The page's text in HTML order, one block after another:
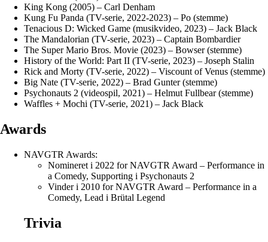
King Kong (2005) – Carl Denham
Kung Fu Panda (TV-serie, 2022-2023) – Po (stemme)
Tenacious D: Wicked Game (musikvideo, 2023) – Jack Black
The Mandalorian (TV-serie, 2023) – Captain Bombardier
The Super Mario Bros. Movie (2023) – Bowser (stemme)
History of the World: Part II (TV-serie, 2023) – Joseph Stalin
Rick and Morty (TV-serie, 2022) – Viscount of Venus (stemme)
Big Nate (TV-serie, 2022) – Brad Gunter (stemme)
Psychonauts 2 (videospil, 2021) – Helmut Fullbear (stemme)
Waffles + Mochi (TV-serie, 2021) – Jack Black
Awards
NAVGTR Awards:
Nomineret i 2022 for NAVGTR Award – Performance in
a Comedy, Supporting i Psychonauts 2
Vinder i 2010 for NAVGTR Award – Performance in a
Comedy, Lead i Brütal Legend
Trivia